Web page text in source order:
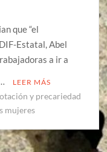
que “el
Estatal, Abel
a ir a
LEER MÁS
y precariedad
mujeres